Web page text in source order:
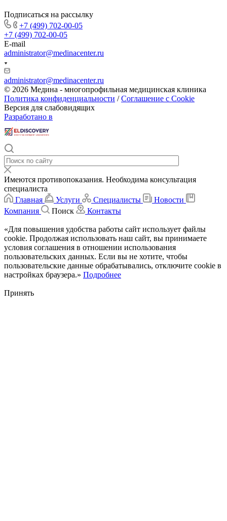
Подписаться на рассылку
+7 (499) 702-00-05
+7 (499) 702-00-05
E-mail
administrator@medinacenter.ru
administrator@medinacenter.ru
© 2026 Медина - многопрофильная медицинская клиника
Политика конфиденциальности /Соглашение с Cookie
Версия для слабовидящих
Разработано в
Имеются противопоказания. Необходима консультация
специалиста
Главная
Услуги Специалисты
Новости
Компания
Поиск Контакты
«Для повышения удобства работы сайт использует файлы
cookie. Продолжая использовать наш сайт, вы принимаете
условия соглашения в отношении использования
пользовательских данных. Если вы не хотите, чтобы
пользовательские данные обрабатывались, отключите cookie в
настройках браузера.» Подробнее
Принять